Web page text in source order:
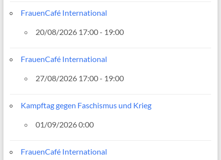
FrauenCafé International
20/08/2026 17:00 - 19:00
FrauenCafé International
27/08/2026 17:00 - 19:00
Kampftag gegen Faschismus und Krieg
01/09/2026 0:00
FrauenCafé International